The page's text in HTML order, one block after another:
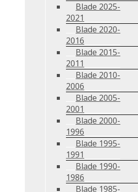
Blade 2025-
2021
Blade 2020-
2016
Blade 2015-
2011
Blade 2010-
2006
Blade 2005-
2001
Blade 2000-
1996
Blade 1995-
1991
Blade 1990-
1986
Blade 1985-